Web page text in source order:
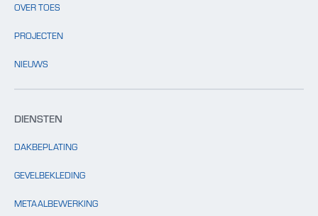
OVER TOES
PROJECTEN
NIEUWS
DIENSTEN
DAKBEPLATING
GEVELBEKLEDING
METAALBEWERKING